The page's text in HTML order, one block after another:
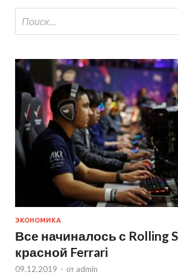
ЭКОНОМИКА
Все начиналось с Rolling
красной Ferrari
09.12.2019 - от admin